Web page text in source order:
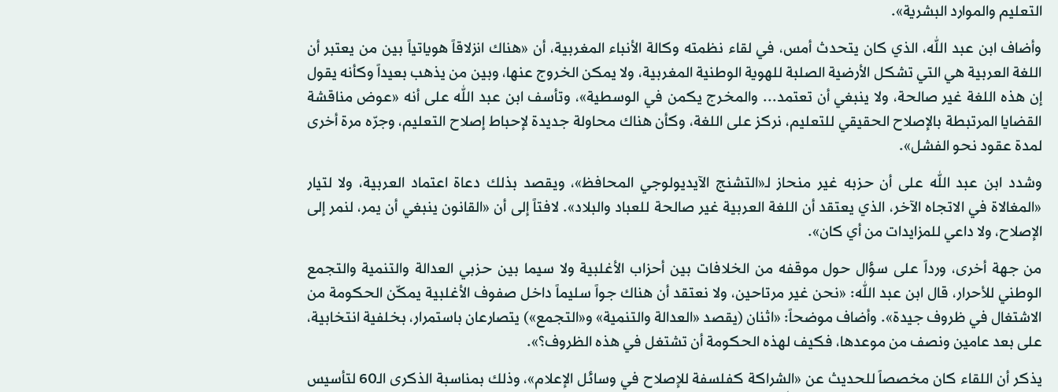
التعليم والموارد البشرية».
وأضاف ابن عبد الله، الذي كان يتحدث أمس، في لقاء نظمته وكالة الأنباء المغربية، أن «هناك انزلاقاً هوياتياً بين من يعتبر أن
اللغة العربية هي التي تشكل الأرضية الصلبة للهوية الوطنية المغربية، ولا يمكن الخروج عنها، وبين من يذهب بعيداً وكأنه يقول
إن هذه اللغة غير صالحة، ولا ينبغي أن تعتمد... والمخرج يكمن في الوسطية»، وتأسف ابن عبد الله على أنه «عوض مناقشة
القضايا المرتبطة بالإصلاح الحقيقي للتعليم، نركز على اللغة، وكأن هناك محاولة جديدة لإحباط إصلاح التعليم، وجرّه مرة أخرى
لمدة عقود نحو الفشل».
وشدد ابن عبد الله على أن حزبه غير منحاز لـ«التشنج الآيديولوجي المحافظ»، ويقصد بذلك دعاة اعتماد العربية، ولا لتيار
«المغالاة في الاتجاه الآخر، الذي يعتقد أن اللغة العربية غير صالحة للعباد والبلاد». لافتاً إلى أن «القانون ينبغي أن يمر، لنمر إلى
الإصلاح، ولا داعي للمزايدات من أي كان».
من جهة أخرى، ورداً على سؤال حول موقفه من الخلافات بين أحزاب الأغلبية ولا سيما بين حزبي العدالة والتنمية والتجمع
الوطني للأحرار، قال ابن عبد الله: «نحن غير مرتاحين، ولا نعتقد أن هناك جواً سليماً داخل صفوف الأغلبية يمكّن الحكومة من
الاشتغال في ظروف جيدة». وأضاف موضحاً: «اثنان (يقصد «العدالة والتنمية» و«التجمع») يتصارعان باستمرار، بخلفية انتخابية،
على بعد عامين ونصف من موعدها، فكيف لهذه الحكومة أن تشتغل في هذه الظروف؟».
يذكر أن اللقاء كان مخصصاً للحديث عن «الشراكة كفلسفة للإصلاح في وسائل الإعلام»، وذلك بمناسبة الذكرى الـ60 لتأسيس